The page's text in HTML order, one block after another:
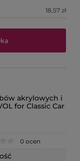
18,57 zł
akrylowych i
for Classic Car
0 ocen